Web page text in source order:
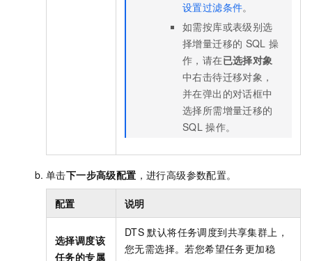
设置过滤条件。
如需按库或表级别选
择增量迁移的 SQL 操
作，请在已选择对象
中右击待迁移对象，
并在弹出的对话框中
选择所需增量迁移的
SQL 操作。
单击下一步高级配置 ，进行高级参数配置。
配置 说明
选择调度该
任务的专属
DTS 默认将任务调度到共享集群上，
您无需选择。若您希望任务更加稳